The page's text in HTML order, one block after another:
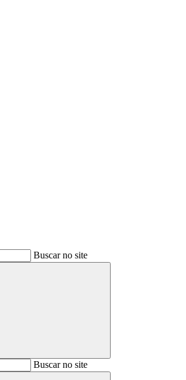
Buscar no site
BuscarBuscar no site